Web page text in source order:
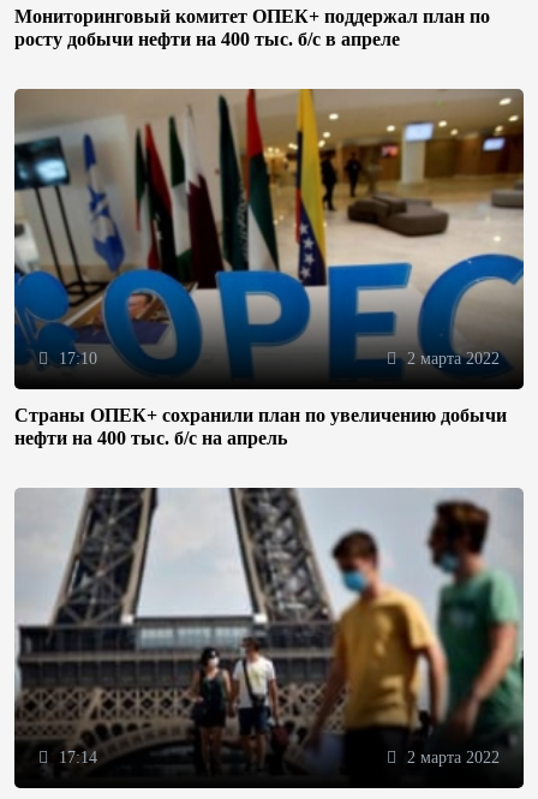
Мониторинговый комитет ОПЕК+ поддержал план по
росту добычи нефти на 400 тыс. б/с в апреле
17:10 2 марта 2022
Страны ОПЕК+ сохранили план по увеличению добычи
нефти на 400 тыс. б/с на апрель
17:14 2 марта 2022